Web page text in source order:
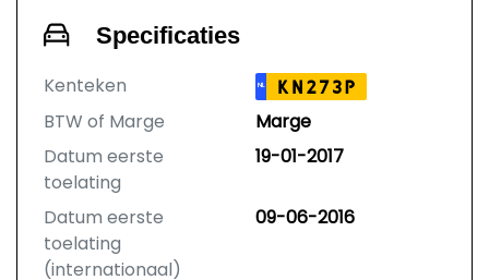
Specificaties
Kenteken NL KN273P
BTW of Marge
Marge
Datum eerste
toelating
19-01-2017
Datum eerste
toelating
(internationaal)
09-06-2016